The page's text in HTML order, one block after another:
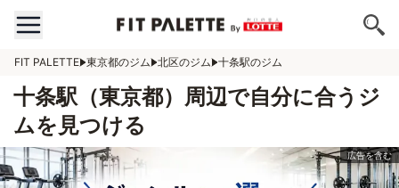
FIT PALETTE 東京都のジム 北区のジム 十条駅のジム
十条駅（東京都）周辺で自分に合うジ
ムを見つける